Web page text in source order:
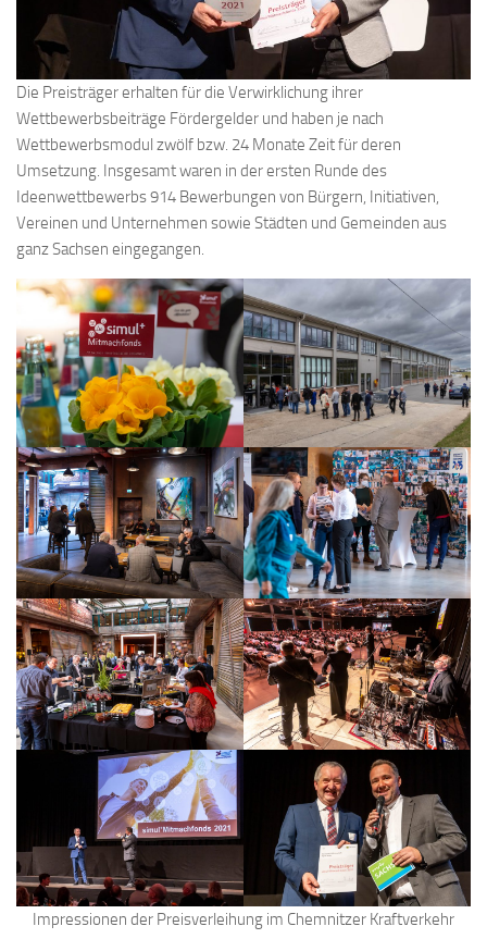
Die Preisträger erhalten für die Verwirklichung ihrer
Wettbewerbsbeiträge Fördergelder und haben je nach
Wettbewerbsmodul zwölf bzw. 24 Monate Zeit für deren
Umsetzung. Insgesamt waren in der ersten Runde des
Ideenwettbewerbs 914 Bewerbungen von Bürgern, Initiativen,
Vereinen und Unternehmen sowie Städten und Gemeinden aus
ganz Sachsen eingegangen.
Impressionen der Preisverleihung im Chemnitzer Kraftverkehr